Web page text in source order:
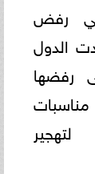
رفض
الدول
رفضها